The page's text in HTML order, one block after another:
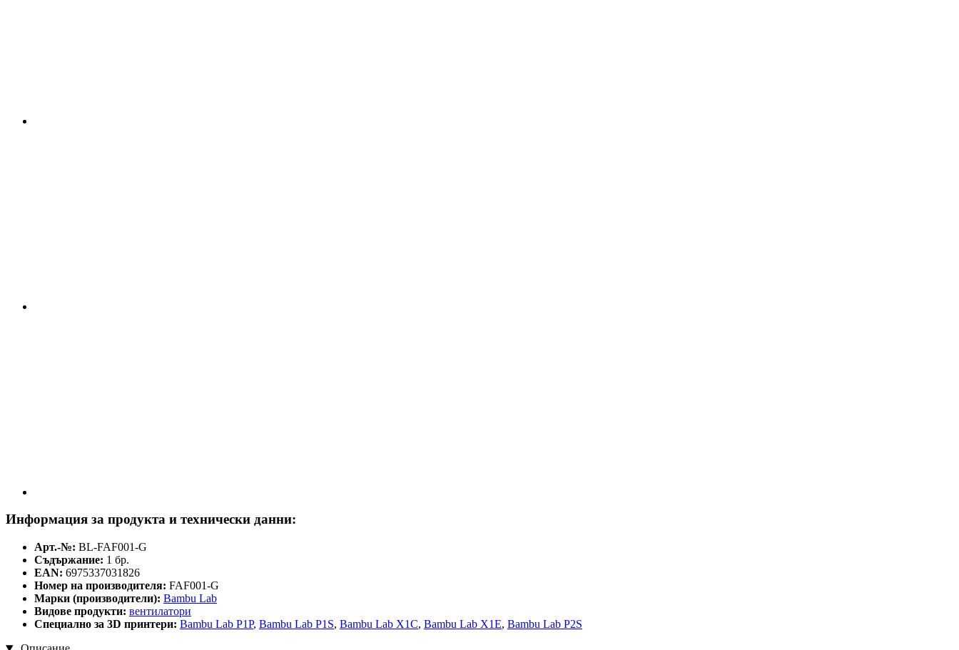
Информация за продукта и технически данни:
Арт.-№: BL-FAF001-G
Съдържание: 1 бр.
EAN: 6975337031826
Номер на производителя: FAF001-G
Марки (производители): Bambu Lab
Видове продукти: вентилатори
Специално за 3D принтери: Bambu Lab P1P, Bambu Lab P1S, Bambu Lab X1C, Bambu Lab X1E, Bambu Lab P2S